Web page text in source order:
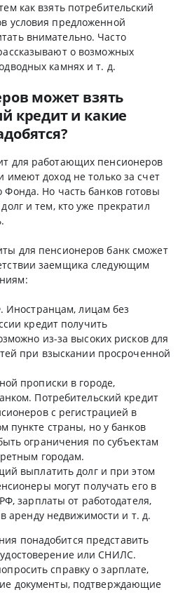
как взять потребительский
условия предложенной
внимательно. Часто
о возможных
камнях и т. д.
может взять
кредит и какие
для работающих пенсионеров
имеют доход не только за счет
Фонда. Но часть банков готовы
и тем, кто уже прекратил
для пенсионеров банк сможет
заемщика следующим
Иностранцам, лицам без
кредит получить
из-за высоких рисков для
при взыскании просроченной
прописки в городе,
Потребительский кредит
с регистрацией в
пункте страны, но у банков
ограничения по субъектам
городам.
выплатить долг и при этом
могут получать его в
зарплаты от работодателя,
аренду недвижимости и т. д.
понадобится представить
или СНИЛС.
справку о зарплате,
документы, подтверждающие